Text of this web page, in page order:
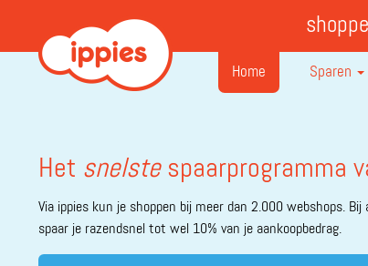
Home Sparen
Het snelstespaarprogramma
Via ippies kun je shoppen bij meer dan 2.000 webshops.
spaar je razendsnel tot wel 10% van je aankoopbedrag.